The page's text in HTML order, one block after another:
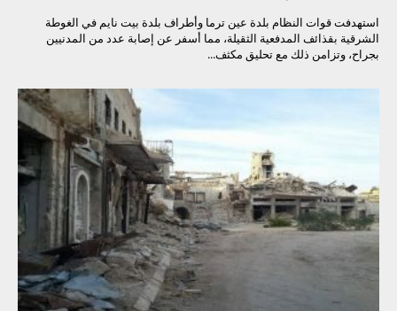
استهدفت قوات النظام بلدة عين ترما وأطراف بلدة بيت نايم في الغوطة
الشرقية بقذائف المدفعية الثقيلة، مما أسفر عن إصابة عدد من المدنيين
بجراح، وتزامن ذلك مع تحليق مكثف...